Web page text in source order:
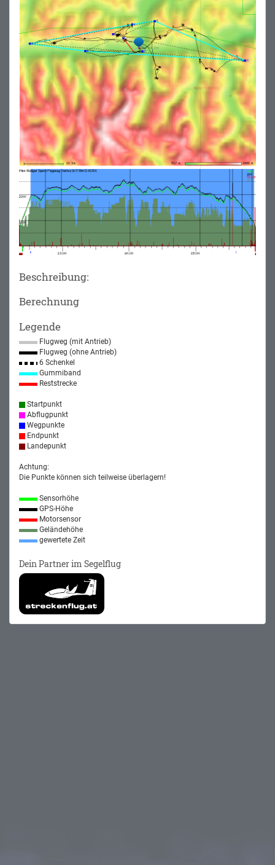
Beschreibung:
Berechnung
Legende
Flugweg (mit Antrieb)
Flugweg (ohne Antrieb)
6 Schenkel
Gummiband
Reststrecke
Startpunkt
Abflugpunkt
Wegpunkte
Endpunkt
Landepunkt
Achtung:
Die Punkte können sich teilweise überlagern!
Sensorhöhe
GPS-Höhe
Motorsensor
Geländehöhe
gewertete Zeit
Dein Partner im Segelflug